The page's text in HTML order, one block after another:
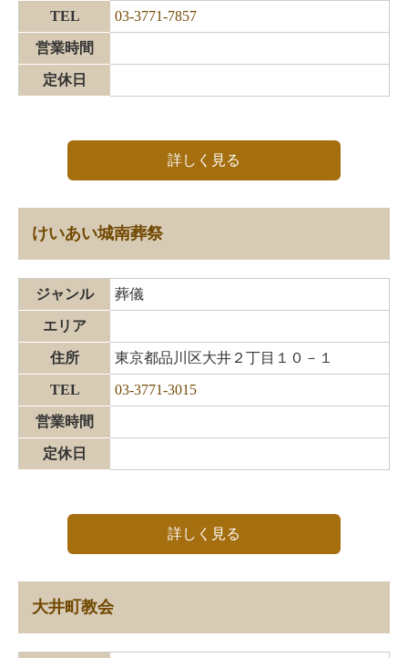
TEL 03-3771-7857
営業時間
定休日
詳しく見る
けいあい城南葬祭
ジャンル 葬儀
エリア
住所 東京都品川区大井２丁目１０－１
TEL 03-3771-3015
営業時間
定休日
詳しく見る
大井町教会